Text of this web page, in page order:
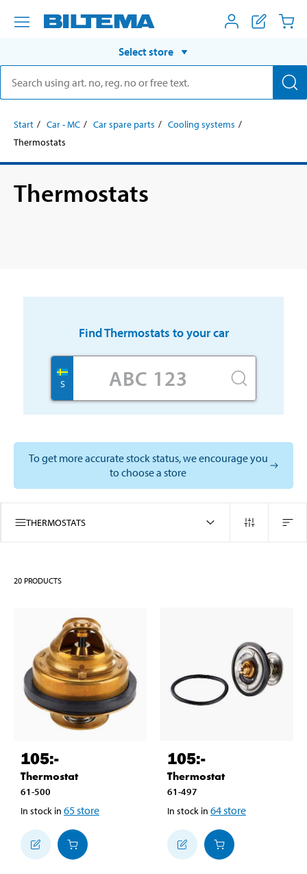
Select store
Start Car - MC Car spare parts
Cooling systems
Thermostats
Thermostats
FindThermostats to your car
S
To get more accurate stock status, we encourage you
to choose a store
THERMOSTATS
20 PRODUCTS
105:-
Thermostat
61-500
In stock in 65store
105:-
Thermostat
61-497
In stock in 64store